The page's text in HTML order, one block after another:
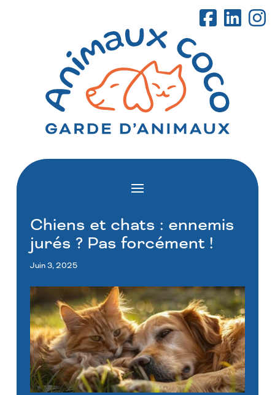
Chiens et chats : ennemis
jurés ? Pas forcément !
Juin 3, 2025